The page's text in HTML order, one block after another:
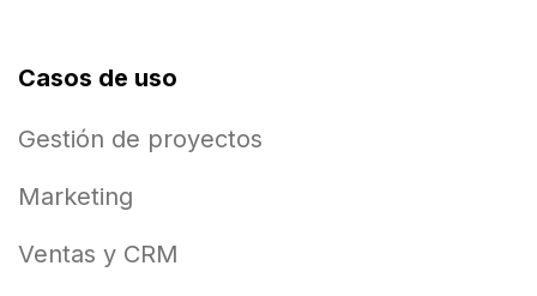
Casos de uso
Gestión de proyectos
Marketing
Ventas y CRM